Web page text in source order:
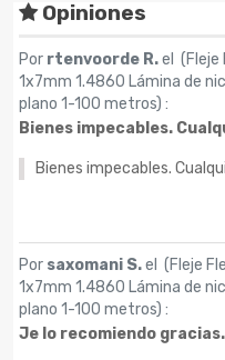
Opiniones
Por rtenvoorde R.el (Fleje
1x7mm 1.4860 Lámina de
plano 1-100 metros) :
Bienes impecables.
Bienes impecables.
Por saxomani S.el (Fleje
1x7mm 1.4860 Lámina de
plano 1-100 metros) :
Je lo recomiendo